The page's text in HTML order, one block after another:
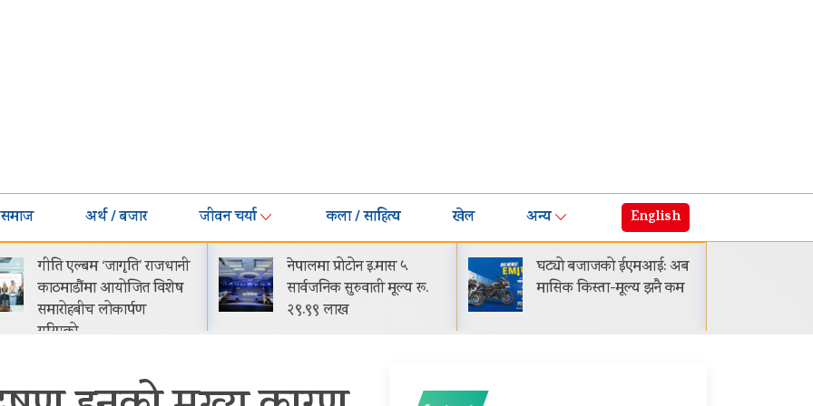
समाज अर्थ / बजार जीवन चर्या कला / साहित्य खेल अन्य English
गीति एल्बम ‘जागृति’ राजधानी
काठमाडौंमा आयोजित विशेष
समारोहबीच लोकार्पण
गरिएको…
नेपालमा प्रोटोन इ.मास ५
सार्वजनिक सुरुवाती मूल्य रू.
२९.९९ लाख
घट्यो बजाजको ईएमआई: अब
मासिक किस्ता-मूल्य झनै कम